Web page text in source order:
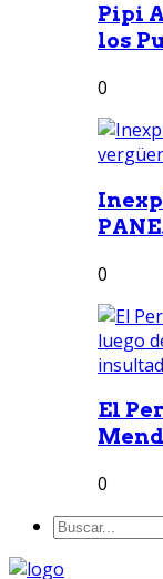
Pipi
los
0
0
El
0